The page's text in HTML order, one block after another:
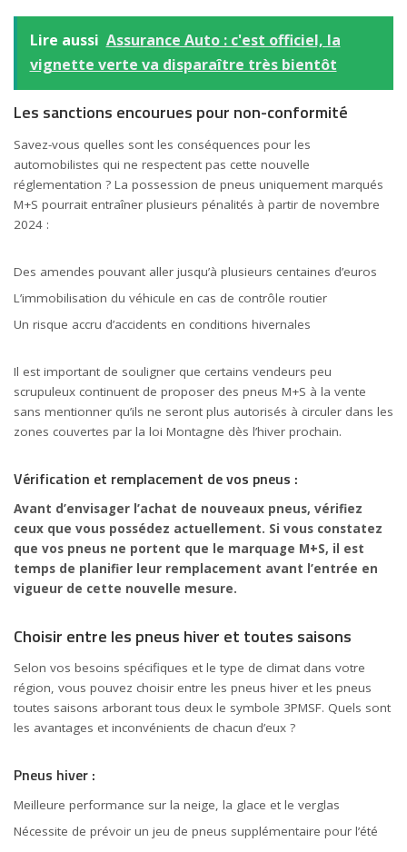
Lire aussi Assurance Auto : c'est officiel, la
vignette verte va disparaître très bientôt
Les sanctions encourues pour non-conformité
Savez-vous quelles sont les conséquences pour les
automobilistes qui ne respectent pas cette nouvelle
réglementation ? La possession de pneus uniquement marqués
M+S pourrait entraîner plusieurs pénalités à partir de novembre
2024 :
Des amendes pouvant aller jusqu’à plusieurs centaines d’euros
L’immobilisation du véhicule en cas de contrôle routier
Un risque accru d’accidents en conditions hivernales
Il est important de souligner que certains vendeurs peu
scrupuleux continuent de proposer des pneus M+S à la vente
sans mentionner qu’ils ne seront plus autorisés à circuler dans les
zones couvertes par la loi Montagne dès l’hiver prochain.
Vérification et remplacement de vos pneus :
Avant d’envisager l’achat de nouveaux pneus, vérifiez
ceux que vous possédez actuellement. Si vous constatez
que vos pneus ne portent que le marquage M+S, il est
temps de planifier leur remplacement avant l’entrée en
vigueur de cette nouvelle mesure.
Choisir entre les pneus hiver et toutes saisons
Selon vos besoins spécifiques et le type de climat dans votre
région, vous pouvez choisir entre les pneus hiver et les pneus
toutes saisons arborant tous deux le symbole 3PMSF. Quels sont
les avantages et inconvénients de chacun d’eux ?
Pneus hiver :
Meilleure performance sur la neige, la glace et le verglas
Nécessite de prévoir un jeu de pneus supplémentaire pour l’été